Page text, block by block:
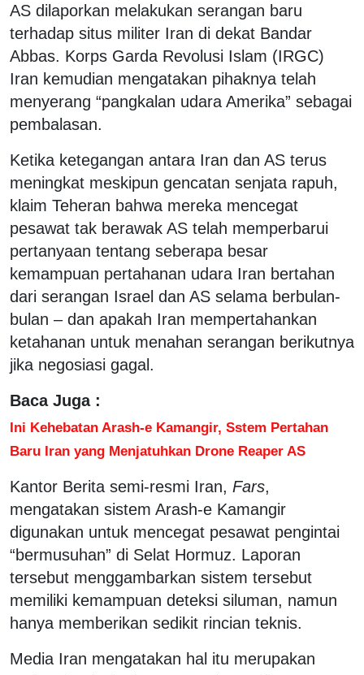
AS dilaporkan melakukan serangan baru
terhadap situs militer Iran di dekat Bandar
Abbas. Korps Garda Revolusi Islam (IRGC)
Iran kemudian mengatakan pihaknya telah
menyerang “pangkalan udara Amerika” sebagai
pembalasan.
Ketika ketegangan antara Iran dan AS terus
meningkat meskipun gencatan senjata rapuh,
klaim Teheran bahwa mereka mencegat
pesawat tak berawak AS telah memperbarui
pertanyaan tentang seberapa besar
kemampuan pertahanan udara Iran bertahan
dari serangan Israel dan AS selama berbulan-
bulan – dan apakah Iran mempertahankan
ketahanan untuk menahan serangan berikutnya
jika negosiasi gagal.
Baca Juga :
Ini Kehebatan Arash-e Kamangir, Sstem Pertahan
Baru Iran yang Menjatuhkan Drone Reaper AS
Kantor Berita semi-resmi Iran, Fars,
mengatakan sistem Arash-e Kamangir
digunakan untuk mencegat pesawat pengintai
“bermusuhan” di Selat Hormuz. Laporan
tersebut menggambarkan sistem tersebut
memiliki kemampuan deteksi siluman, namun
hanya memberikan sedikit rincian teknis.
Media Iran mengatakan hal itu merupakan